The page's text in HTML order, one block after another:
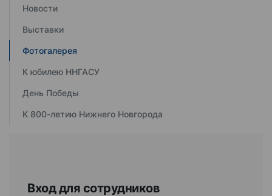
Новости
Выставки
Фотогалерея
К юбилею ННГАСУ
День Победы
К 800-летию Нижнего Новгорода
Вход для сотрудников